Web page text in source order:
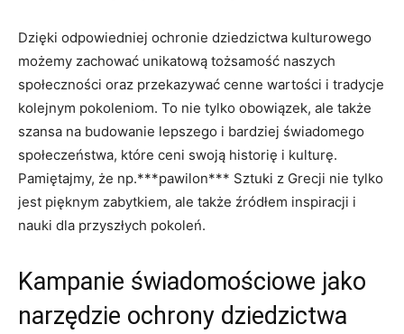
Dzięki⁤ odpowiedniej ochronie‌ dziedzictwa kulturowego⁢
możemy zachować unikatową tożsamość naszych‌
społeczności oraz‌ przekazywać cenne wartości i tradycje
kolejnym pokoleniom. To nie tylko⁤ obowiązek, ale także
szansa na‌ budowanie ‍lepszego i bardziej świadomego
społeczeństwa, które ceni swoją historię i kulturę.
Pamiętajmy, ⁤że np.***pawilon*** Sztuki⁢ z⁤ Grecji nie tylko
⁢jest ⁣pięknym zabytkiem, ale także‍ źródłem‌ inspiracji i
nauki dla przyszłych pokoleń.
Kampanie świadomościowe jako
narzędzie ⁤ochrony dziedzictwa